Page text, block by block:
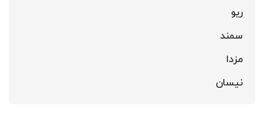
ریو
سمند
مزدا
نیسان